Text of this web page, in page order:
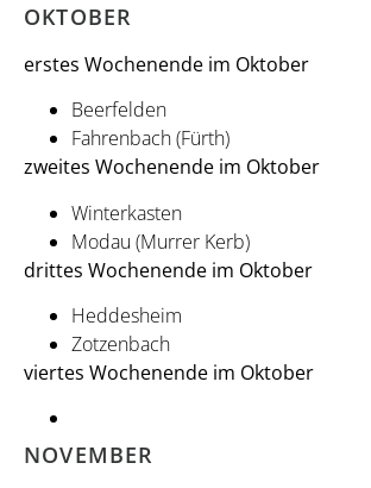
OKTOBER
erstes Wochenende im Oktober
Beerfelden
Fahrenbach (Fürth)
zweites Wochenende im Oktober
Winterkasten
Modau (Murrer Kerb)
drittes Wochenende im Oktober
Heddesheim
Zotzenbach
viertes Wochenende im Oktober
NOVEMBER